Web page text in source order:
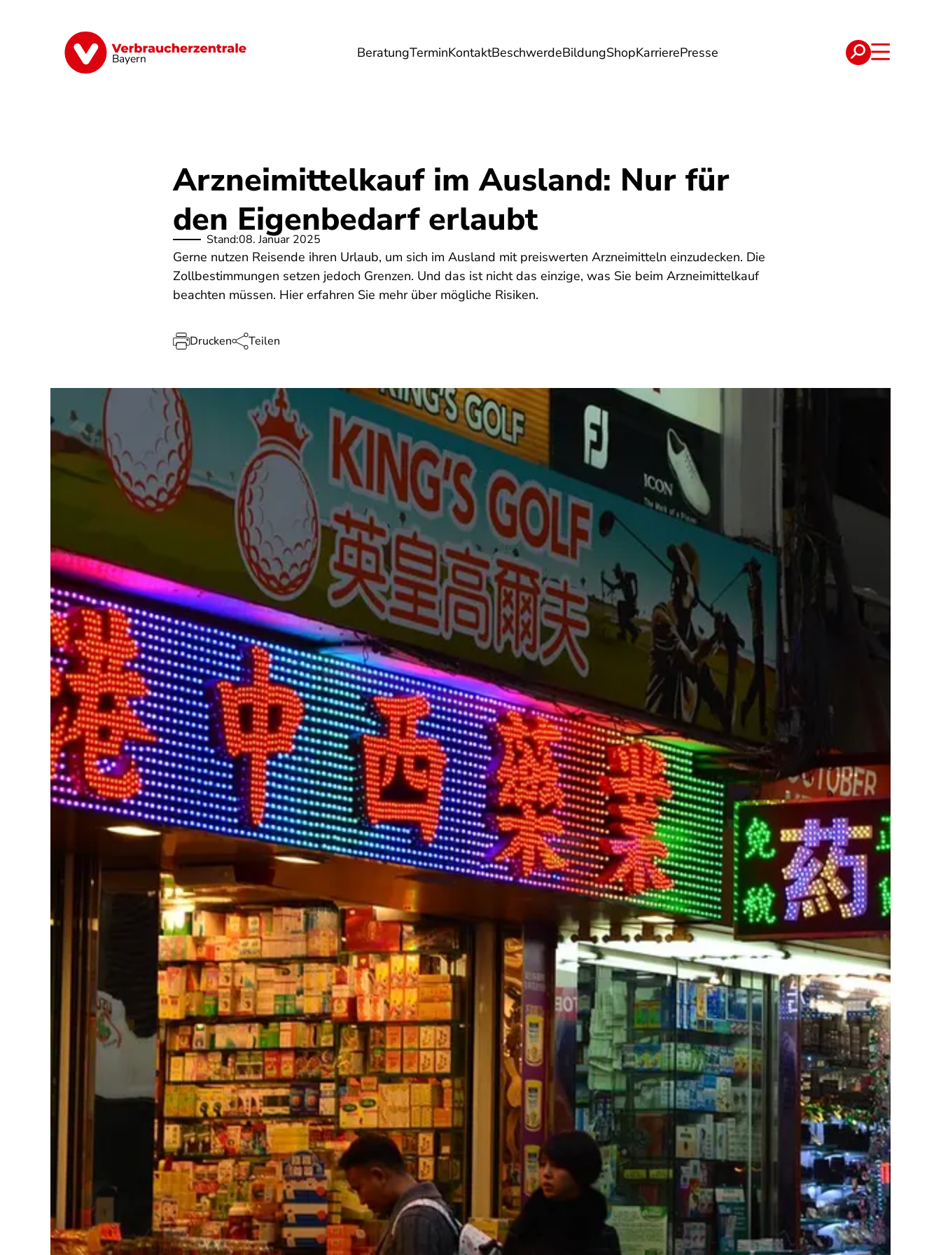
Bayern BeratungTerminKontaktBeschwerdeBildungShopKarrierePresse
Finanzen Digitales Lebensmittel Umwelt Gesundheit Energie Reise Verträge
Arzneimittelkauf im Ausland: Nur für
den Eigenbedarf erlaubt
Stand:08. Januar 2025
Gerne nutzen Reisende ihren Urlaub, um sich im Ausland mit preiswerten Arzneimitteln einzudecken. Die
Zollbestimmungen setzen jedoch Grenzen. Und das ist nicht das einzige, was Sie beim Arzneimittelkauf
beachten müssen. Hier erfahren Sie mehr über mögliche Risiken.
Drucken Teilen